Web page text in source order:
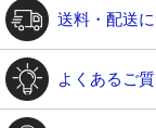
送料・配送
よくあるご